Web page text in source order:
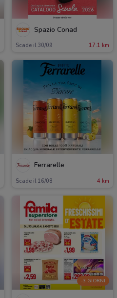
Spazio Conad
Scade il 30/09 17.1 km
Ferrarelle
Scade il 16/08 4 km
-3 GIORNI